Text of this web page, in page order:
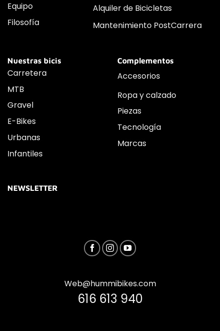
Equipo
Filosofía
Alquiler de Bicicletas
Mantenimiento PostCarrera
Nuestras bicis
Carretera
MTB
Gravel
E-Bikes
Urbanas
Infantiles
Complementos
Accesorios
Ropa y calzado
Piezas
Tecnología
Marcas
NEWSLETTER
Web@hummibikes.com
616 613 940